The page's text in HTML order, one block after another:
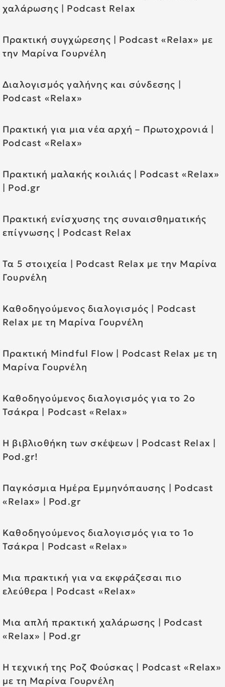
χαλάρωσης | Podcast Relax
Πρακτική συγχώρεσης | Podcast «Relax» με
την Μαρίνα Γουρνέλη
Διαλογισμός γαλήνης και σύνδεσης |
Podcast «Relax»
Πρακτική για μια νέα αρχή – Πρωτοχρονιά |
Podcast «Relax»
Πρακτική μαλακής κοιλιάς | Podcast «Relax»
| Pod.gr
Πρακτική ενίσχυσης της συναισθηματικής
επίγνωσης | Podcast Relax
Τα 5 στοιχεία | Podcast Relax με την Μαρίνα
Γουρνέλη
Καθοδηγούμενος διαλογισμός | Podcast
Relax με τη Μαρίνα Γουρνέλη
Πρακτική Mindful Flow | Podcast Relax με τη
Μαρίνα Γουρνέλη
Καθοδηγούμενος διαλογισμός για το 2ο
Τσάκρα | Podcast «Relax»
Η βιβλιοθήκη των σκέψεων | Podcast Relax |
Pod.gr!
Παγκόσμια Ημέρα Εμμηνόπαυσης | Podcast
«Relax» | Pod.gr
Καθοδηγούμενος διαλογισμός για το 1ο
Τσάκρα | Podcast «Relax»
Μια πρακτική για να εκφράζεσαι πιο
ελεύθερα | Podcast «Relax»
Μια απλή πρακτική χαλάρωσης | Podcast
«Relax» | Pod.gr
Η τεχνική της Ροζ Φούσκας | Podcast «Relax»
με τη Μαρίνα Γουρνέλη